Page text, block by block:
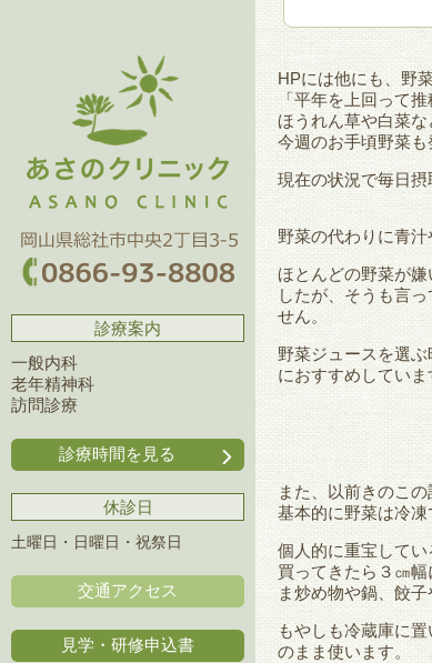
HPには他にも、野
「平年を上回って推
ほうれん草や白菜
今週のお手頃野菜
現在の状況で毎日摂
野菜の代わりに青
ほとんどの野菜が
したが、そうも言
せん。
野菜ジュースを選
におすすめしていま
また、 以前きのこの
基本的に野菜は冷
個人的に重宝して
買ってきたら３㎝
ま炒め物や鍋、餃
もやしも冷蔵庫に
のまま使います。
診療案内
一般内科
老年精神科
訪問診療
診療時間を見る
休診日
土曜日・日曜日・祝祭日
交通アクセス
見学・研修申込書